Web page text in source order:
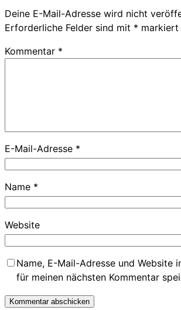
Deine E-Mail-Adresse wird nicht
Erforderliche Felder sind mit * markiert
Kommentar *
E-Mail-Adresse *
Name *
Website
Name, E-Mail-Adresse und Website
für meinen nächsten Kommentar